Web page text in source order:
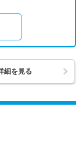
細を見る